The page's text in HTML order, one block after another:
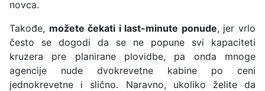
novca.
Takođe, možete čekati i last-minute ponude, jer vrlo
često se dogodi da se ne popune svi kapaciteti
kruzera pre planirane plovidbe, pa onda mnoge
agencije nude dvokrevetne kabine po ceni
jednokrevetne i slično. Naravno, ukoliko želite da